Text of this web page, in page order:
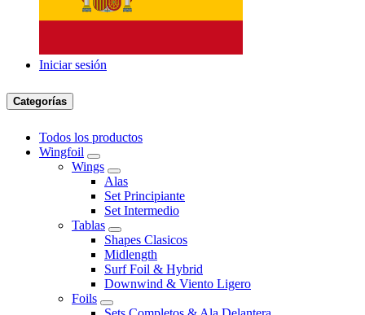
Iniciar sesión
Categorías
Todos los productos
Wingfoil
Wings
Alas
Set Principiante
Set Intermedio
Tablas
Shapes Clasicos
Midlength
Surf Foil & Hybrid
Downwind & Viento Ligero
Foils